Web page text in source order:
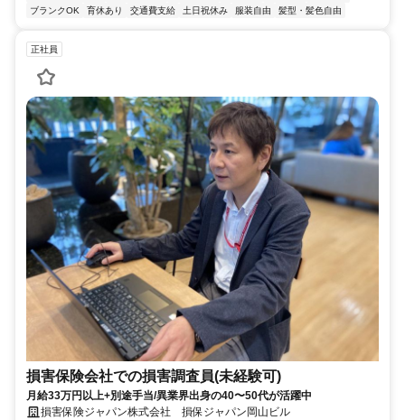
ブランクOK 育休あり 交通費支給 土日祝休み 服装自由 髪型・髪色自由
正社員
損害保険会社での損害調査員(未経験可)
月給33万円以上+別途手当/異業界出身の40〜50代が活躍中
損害保険ジャパン株式会社 損保ジャパン岡山ビル